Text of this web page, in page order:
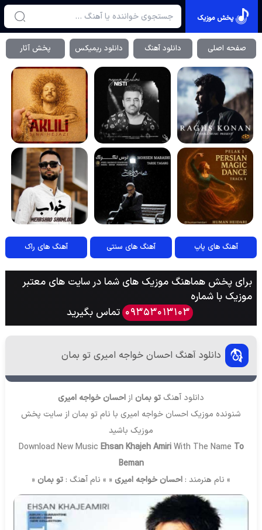
پخش موزیک
صفحه اصلی دانلود آهنگ دانلود ریمیکس پخش آثار
آهنگ های پاپ آهنگ های سنتی آهنگ های راک
برای پخش هماهنگ موزیک های شما در سایت های معتبر
موزیک با شماره
09353013103 تماس بگیرید
دانلود آهنگ احسان خواجه امیری تو بمان
دانلود آهنگ تو بمان ازاحسان خواجه امیری
شنونده موزیک احسان خواجه امیری با نام تو بمان از سایت پخش
موزیک باشید
Download New Music Ehsan Khajeh AmiriWith The Name To
Beman
» نام هنرمند : احسان خواجه امیری « » نام آهنگ : تو بمان «